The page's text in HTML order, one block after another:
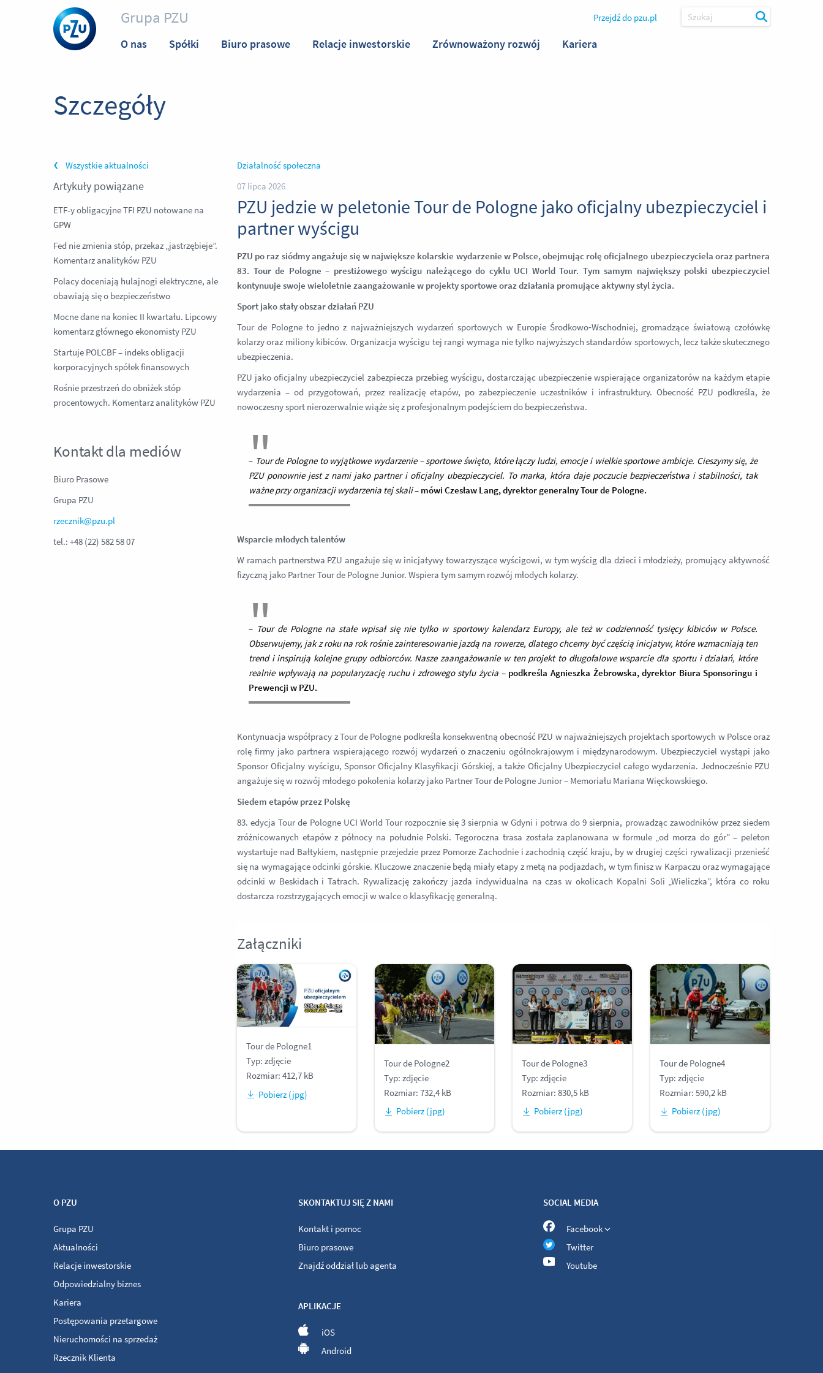
Grupa PZU
Przejdź do pzu.pl
Szukaj
O nas Spółki Biuro prasowe Relacje inwestorskie Zrównoważony rozwój Kariera
Szczegóły
Wszystkie aktualności
Artykuły powiązane
ETF-y obligacyjne TFI PZU notowane na
GPW
Fed nie zmienia stóp, przekaz „jastrzębieje”.
Komentarz analityków PZU
Polacy doceniają hulajnogi elektryczne, ale
obawiają się o bezpieczeństwo
Mocne dane na koniec II kwartału. Lipcowy
komentarz głównego ekonomisty PZU
Startuje POLCBF – indeks obligacji
korporacyjnych spółek finansowych
Rośnie przestrzeń do obniżek stóp
procentowych. Komentarz analityków PZU
Kontakt dla mediów
Biuro Prasowe
Grupa PZU
rzecznik@pzu.pl
tel.: +48 (22) 582 58 07
Działalność społeczna
07 lipca 2026
PZU jedzie w peletonie Tour de Pologne jako oficjalny ubezpieczyciel i
partner wyścigu
PZU po raz siódmy angażuje się w największe kolarskie wydarzenie w Polsce, obejmując rolę oficjalnego ubezpieczyciela oraz partnera
83. Tour de Pologne – prestiżowego wyścigu należącego do cyklu UCI World Tour. Tym samym największy polski ubezpieczyciel
kontynuuje swoje wieloletnie zaangażowanie w projekty sportowe oraz działania promujące aktywny styl życia.
Sport jako stały obszar działań PZU
Tour de Pologne to jedno z najważniejszych wydarzeń sportowych w Europie Środkowo‑Wschodniej, gromadzące światową czołówkę
kolarzy oraz miliony kibiców. Organizacja wyścigu tej rangi wymaga nie tylko najwyższych standardów sportowych, lecz także skutecznego
ubezpieczenia.
PZU jako oficjalny ubezpieczyciel zabezpiecza przebieg wyścigu, dostarczając ubezpieczenie wspierające organizatorów na każdym etapie
wydarzenia – od przygotowań, przez realizację etapów, po zabezpieczenie uczestników i infrastruktury. Obecność PZU podkreśla, że
nowoczesny sport nierozerwalnie wiąże się z profesjonalnym podejściem do bezpieczeństwa.
– Tour de Pologne to wyjątkowe wydarzenie – sportowe święto, które łączy ludzi, emocje i wielkie sportowe ambicje. Cieszymy się, że
PZU ponownie jest z nami jako partner i oficjalny ubezpieczyciel. To marka, która daje poczucie bezpieczeństwa i stabilności, tak
ważne przy organizacji wydarzenia tej skali– mówi Czesław Lang, dyrektor generalny Tour de Pologne.
Wsparcie młodych talentów
W ramach partnerstwa PZU angażuje się w inicjatywy towarzyszące wyścigowi, w tym wyścig dla dzieci i młodzieży, promujący aktywność
fizyczną jako Partner Tour de Pologne Junior. Wspiera tym samym rozwój młodych kolarzy.
– Tour de Pologne na stałe wpisał się nie tylko w sportowy kalendarz Europy, ale też w codzienność tysięcy kibiców w Polsce.
Obserwujemy, jak z roku na rok rośnie zainteresowanie jazdą na rowerze, dlatego chcemy być częścią inicjatyw, które wzmacniają ten
trend i inspirują kolejne grupy odbiorców. Nasze zaangażowanie w ten projekt to długofalowe wsparcie dla sportu i działań, które
realnie wpływają na popularyzację ruchu i zdrowego stylu życia – podkreśla Agnieszka Żebrowska, dyrektor Biura Sponsoringu i
Prewencji w PZU.
Kontynuacja współpracy z Tour de Pologne podkreśla konsekwentną obecność PZU w najważniejszych projektach sportowych w Polsce oraz
rolę firmy jako partnera wspierającego rozwój wydarzeń o znaczeniu ogólnokrajowym i międzynarodowym. Ubezpieczyciel wystąpi jako
Sponsor Oficjalny wyścigu, Sponsor Oficjalny Klasyfikacji Górskiej, a także Oficjalny Ubezpieczyciel całego wydarzenia. Jednocześnie PZU
angażuje się w rozwój młodego pokolenia kolarzy jako Partner Tour de Pologne Junior – Memoriału Mariana Więckowskiego.
Siedem etapów przez Polskę
83. edycja Tour de Pologne UCI World Tour rozpocznie się 3 sierpnia w Gdyni i potrwa do 9 sierpnia, prowadząc zawodników przez siedem
zróżnicowanych etapów z północy na południe Polski. Tegoroczna trasa została zaplanowana w formule „od morza do gór” – peleton
wystartuje nad Bałtykiem, następnie przejedzie przez Pomorze Zachodnie i zachodnią część kraju, by w drugiej części rywalizacji przenieść
się na wymagające odcinki górskie. Kluczowe znaczenie będą miały etapy z metą na podjazdach, w tym finisz w Karpaczu oraz wymagające
odcinki w Beskidach i Tatrach. Rywalizację zakończy jazda indywidualna na czas w okolicach Kopalni Soli „Wieliczka”, która co roku
dostarcza rozstrzygających emocji w walce o klasyfikację generalną.
Załączniki
Tour de Pologne1
Typ: zdjęcie
Rozmiar: 412,7 kB
Pobierz (jpg)
Tour de Pologne2
Typ: zdjęcie
Rozmiar: 732,4 kB
Pobierz (jpg)
Tour de Pologne3
Typ: zdjęcie
Rozmiar: 830,5 kB
Pobierz (jpg)
Tour de Pologne4
Typ: zdjęcie
Rozmiar: 590,2 kB
Pobierz (jpg)
O PZU
Grupa PZU
Aktualności
Relacje inwestorskie
Odpowiedzialny biznes
Kariera
Postępowania przetargowe
Nieruchomości na sprzedaż
Rzecznik Klienta
SKONTAKTUJ SIĘ Z NAMI
Kontakt i pomoc
Biuro prasowe
Znajdź oddział lub agenta
APLIKACJE
iOS
Android
SOCIAL MEDIA
Facebook
Twitter
Youtube